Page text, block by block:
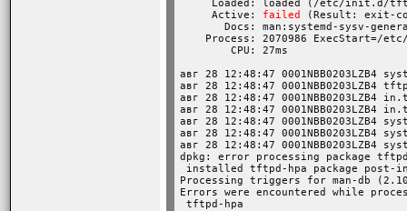
Loaded: loaded (/etc/init.d/
     Active:
failed
(Result: exit-
Docs: man:systemd-sysv-
Process: 2070986 ExecStart=/
        CPU: 27ms
авг 28 12:48:47
авг 28 12:48:47
авг 28 12:48:47 0001NBB0203LZB4
авг 28 12:48:47 0001NBB0203LZB4
авг 28 12:48:47 0001NBB0203LZB4
авг 28 12:48:47 0001NBB0203LZB4
авг 28 12:48:47 0001NBB0203LZB4
dpkg: error processing package
installed tftpd-hpa package
Processing triggers for man-db
Errors were encountered while
tftpd-hpa
хосте, если сетевой
одновременного
форма, то последний
будущих передач
то подразумевается,
quit
Выход из утилиты tftp.
rexmt retransmission-